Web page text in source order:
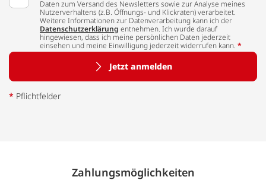
Daten zum Versand des Newsletters sowie zur Analyse meines
Nutzerverhaltens (z.B. Öffnungs- und Klickraten) verarbeitet.
Weitere Informationen zur Datenverarbeitung kann ich der
Datenschutzerklärung entnehmen. Ich wurde darauf
hingewiesen, dass ich meine persönlichen Daten jederzeit
einsehen und meine Einwilligung jederzeit widerrufen kann. *
Jetzt anmelden
* Pflichtfelder
Zahlungs­möglich­keiten